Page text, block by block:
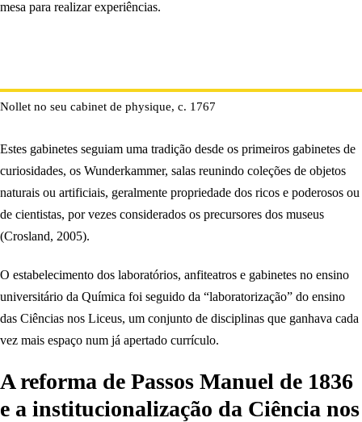
mesa para realizar experiências.
Nollet no seu cabinet de physique, c. 1767
Estes gabinetes seguiam uma tradição desde os primeiros gabinetes de
curiosidades, os Wunderkammer, salas reunindo coleções de objetos
naturais ou artificiais, geralmente propriedade dos ricos e poderosos ou
de cientistas, por vezes considerados os precursores dos museus
(Crosland, 2005).
O estabelecimento dos laboratórios, anfiteatros e gabinetes no ensino
universitário da Química foi seguido da “laboratorização” do ensino
das Ciências nos Liceus, um conjunto de disciplinas que ganhava cada
vez mais espaço num já apertado currículo.
A reforma de Passos Manuel de 1836
e a institucionalização da Ciência nos